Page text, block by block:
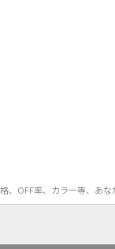
OFF率、カラー等、あ